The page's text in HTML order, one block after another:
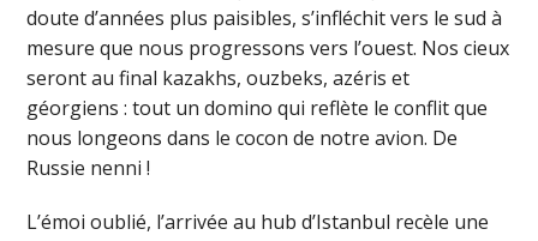
doute d’années plus paisibles, s’infléchit vers le sud à
mesure que nous progressons vers l’ouest. Nos cieux
seront au final kazakhs, ouzbeks, azéris et
géorgiens : tout un domino qui reflète le conflit que
nous longeons dans le cocon de notre avion. De
Russie nenni !
L’émoi oublié, l’arrivée au hub d’Istanbul recèle une